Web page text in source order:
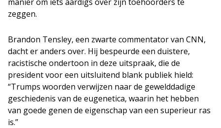
zeggen.
Brandon Tensley, een zwarte commentator van CNN,
dacht er anders over. Hij bespeurde een duistere,
racistische ondertoon in deze uitspraak, die de
president voor een uitsluitend blank publiek hield:
“Trumps woorden verwijzen naar de gewelddadige
geschiedenis van de eugenetica, waarin het hebben
van goede genen de eigenschap van een superieur ras
is.”